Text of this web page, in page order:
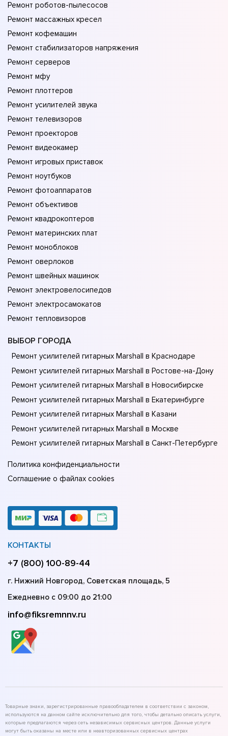
Ремонт роботов-пылесосов
Ремонт массажных кресел
Ремонт кофемашин
Ремонт стабилизаторов напряжения
Ремонт серверов
Ремонт мфу
Ремонт плоттеров
Ремонт усилителей звука
Ремонт телевизоров
Ремонт проекторов
Ремонт видеокамер
Ремонт игровых приставок
Ремонт ноутбуков
Ремонт фотоаппаратов
Ремонт объективов
Ремонт квадрокоптеров
Ремонт материнских плат
Ремонт моноблоков
Ремонт оверлоков
Ремонт швейных машинок
Ремонт электровелосипедов
Ремонт электросамокатов
Ремонт тепловизоров
ВЫБОР ГОРОДА
Ремонт усилителей гитарных Marshall в Краснодаре
Ремонт усилителей гитарных Marshall в Ростове-на-Донy
Ремонт усилителей гитарных Marshall в Новосибирске
Ремонт усилителей гитарных Marshall в Екатеринбурге
Ремонт усилителей гитарных Marshall в Казани
Ремонт усилителей гитарных Marshall в Москве
Ремонт усилителей гитарных Marshall в Санкт-Петербурге
Политика конфиденциальности
Соглашение о файлах cookies
КОНТАКТЫ
+7 (800) 100-89-44
г. Нижний Новгород, Советская площадь, 5
Ежедневно с 09:00 до 21:00
info@fiksremnnv.ru
Товарные знаки, зарегистрированные правообладателем в соответствии с законом,
используются на данном сайте исключительно для того, чтобы детально описать услуги,
которые предлагаются через сеть независимых сервисных центров. Данные услуги
могут быть оказаны на месте или в неавторизованных сервисных центрах